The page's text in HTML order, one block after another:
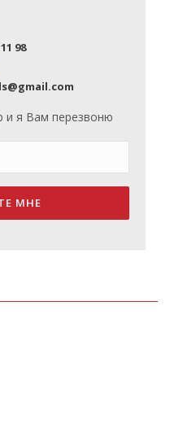
98
и я Вам перезвоню
МНЕ